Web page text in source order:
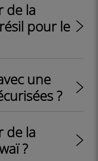
de la
pour le
une
?
de la
?